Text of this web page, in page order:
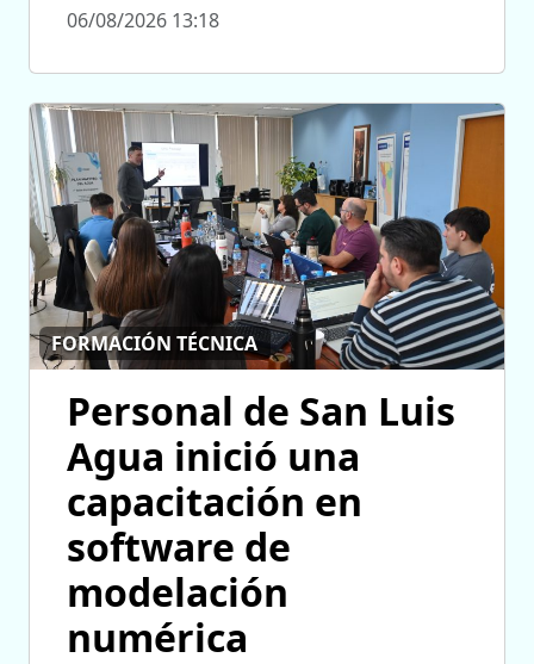
06/08/2026 13:18
FORMACIÓN TÉCNICA
Personal de San Luis
Agua inició una
capacitación en
software de
modelación
numérica